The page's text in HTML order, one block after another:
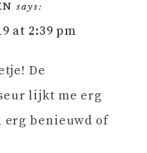
says:
at 2:39 pm
De
lijkt me erg
erg benieuwd of